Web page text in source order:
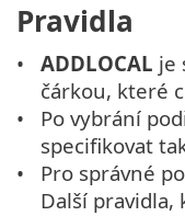
Pravidla
ADDLOCAL je
čárkou, které
Po vybrání
specifikovat
Pro správné
Další